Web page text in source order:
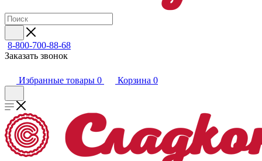
8-800-700-88-68
Заказать звонок
Избранные товары 0 Корзина 0